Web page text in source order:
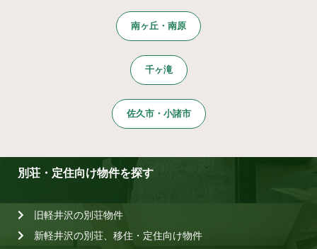
南ヶ丘・南原
千ヶ滝
佐久市・小諸市
別荘・定住向け物件を探す
旧軽井沢の別荘物件
新軽井沢の別荘、移住・定住向け物件